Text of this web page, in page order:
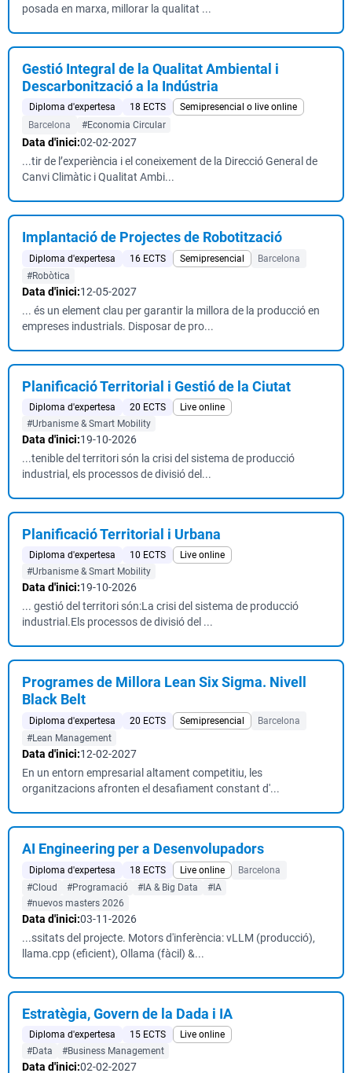
posada en marxa, millorar la qualitat ...
Gestió Integral de la Qualitat Ambiental i
Descarbonització a la Indústria
Diploma d'expertesa 18 ECTS
Semipresencial o live online
Barcelona
#Economia Circular
Data d'inici:02-02-2027
...tir de l’experiència i el coneixement de la Direcció General de
Canvi Climàtic i Qualitat Ambi...
Implantació de Projectes de Robotització
Diploma d'expertesa 16 ECTS Semipresencial
Barcelona
#Robòtica
Data d'inici:12-05-2027
... és un element clau per garantir la millora de la producció en
empreses industrials. Disposar de pro...
Planificació Territorial i Gestió de la Ciutat
Diploma d'expertesa 20 ECTS
Live online
#Urbanisme & Smart Mobility
Data d'inici:19-10-2026
...tenible del territori són la crisi del sistema de producció
industrial, els processos de divisió del...
Planificació Territorial i Urbana
Diploma d'expertesa 10 ECTS
Live online
#Urbanisme & Smart Mobility
Data d'inici:19-10-2026
... gestió del territori són:La crisi del sistema de producció
industrial.Els processos de divisió del ...
Programes de Millora Lean Six Sigma. Nivell
Black Belt
Diploma d'expertesa 20 ECTS Semipresencial
Barcelona
#Lean Management
Data d'inici:12-02-2027
En un entorn empresarial altament competitiu, les
organitzacions afronten el desafiament constant d'...
AI Engineering per a Desenvolupadors
Diploma d'expertesa 18 ECTS Live online
Barcelona
#Cloud
#Programació #IA & Big Data
#IA
#nuevos masters 2026
Data d'inici:03-11-2026
...ssitats del projecte. Motors d'inferència: vLLM (producció),
llama.cpp (eficient), Ollama (fàcil) &...
Estratègia, Govern de la Dada i IA
Diploma d'expertesa 15 ECTS
Live online
#Data
#Business Management
Data d'inici:02-02-2027